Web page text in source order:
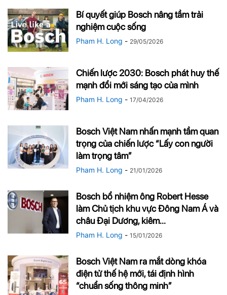
Bí quyết giúp Bosch nâng tầm trải
nghiệm cuộc sống
Pham H. Long - 29/05/2026
Chiến lược 2030: Bosch phát huy thế
mạnh đổi mới sáng tạo của mình
Pham H. Long - 17/04/2026
Bosch Việt Nam nhấn mạnh tầm quan
trọng của chiến lược “Lấy con người
làm trọng tâm”
Pham H. Long - 21/01/2026
Bosch bổ nhiệm ông Robert Hesse
làm Chủ tịch khu vực Đông Nam Á và
châu Đại Dương, kiêm...
Pham H. Long - 15/01/2026
Bosch Việt Nam ra mắt dòng khóa
điện tử thế hệ mới, tái định hình
“chuẩn sống thông minh”